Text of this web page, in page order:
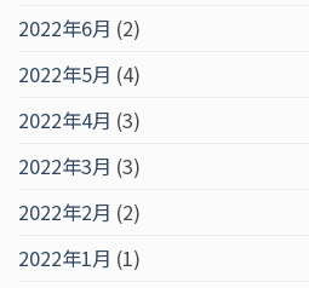
2022年6月 (2)
2022年5月 (4)
2022年4月 (3)
2022年3月 (3)
2022年2月 (2)
2022年1月 (1)